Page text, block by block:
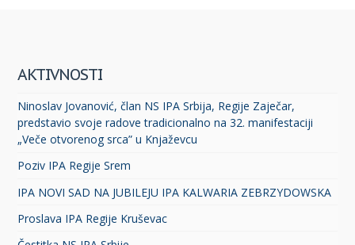
AKTIVNOSTI
Ninoslav Jovanović, član NS IPA Srbija, Regije Zaječar,
predstavio svoje radove tradicionalno na 32. manifestaciji
„Veče otvorenog srca” u Knjaževcu
Poziv IPA Regije Srem
IPA NOVI SAD NA JUBILEJU IPA KALWARIA ZEBRZYDOWSKA
Proslava IPA Regije Kruševac